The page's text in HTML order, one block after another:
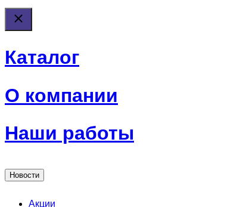
Каталог
О компании
Наши работы
Новости
Акции